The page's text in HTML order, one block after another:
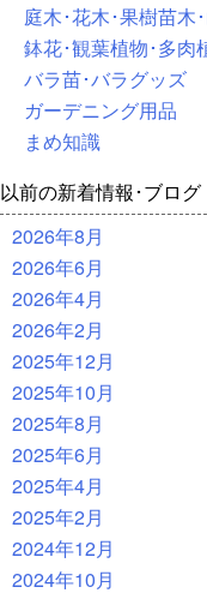
庭木･花木･果樹苗木
鉢花･観葉植物･多肉
バラ苗･バラグッズ
ガーデニング用品
まめ知識
以前の新着情報･ブログ
2026年8月
2026年6月
2026年4月
2026年2月
2025年12月
2025年10月
2025年8月
2025年6月
2025年4月
2025年2月
2024年12月
2024年10月